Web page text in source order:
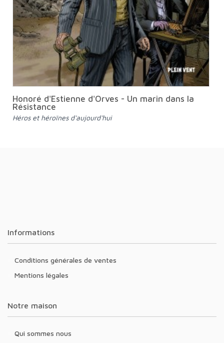
Honoré d'Estienne d'Orves - Un marin dans la
Résistance
Héros et héroïnes d'aujourd'hui
Informations
Conditions générales de ventes
Mentions légales
Notre maison
Qui sommes nous